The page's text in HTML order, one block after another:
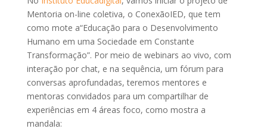
Mentoria on-line coletiva, o ConexãoIED, que tem
como mote a“Educação para o Desenvolvimento
Humano em uma Sociedade em Constante
Transformação”. Por meio de webinars ao vivo, com
interação por chat, e na sequência, um fórum para
conversas aprofundadas, teremos mentores e
mentoras convidados para um compartilhar de
experiências em 4 áreas foco, como mostra a
mandala: